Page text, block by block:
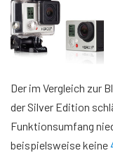
Der im Vergleich zur
der Silver Edition
Funktionsumfang
beispielsweise keine